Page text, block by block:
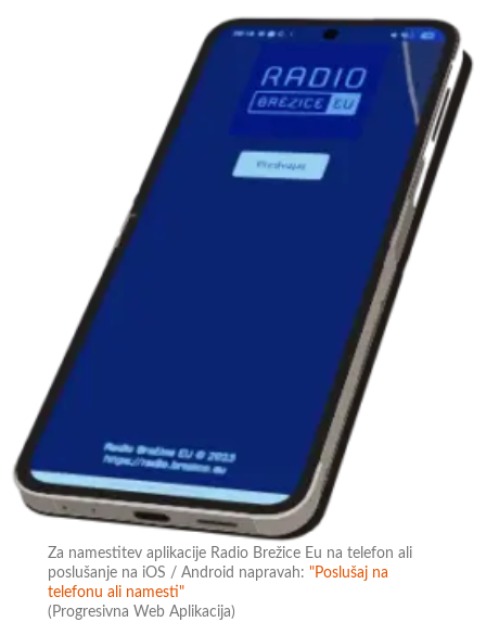
Za namestitev aplikacije Radio Brežice Eu na telefon ali
poslušanje na iOS / Android napravah:"Poslušaj na
telefonu ali namesti"
(Progresivna Web Aplikacija)